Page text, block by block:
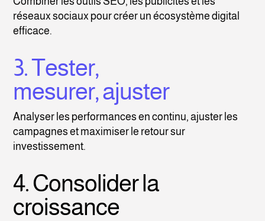
réseaux sociaux pour créer un écosystème digital
efficace.
3. Tester,
mesurer, ajuster
Analyser les performances en continu, ajuster les
campagnes et maximiser le retour sur
investissement.
4. Consolider la
croissance